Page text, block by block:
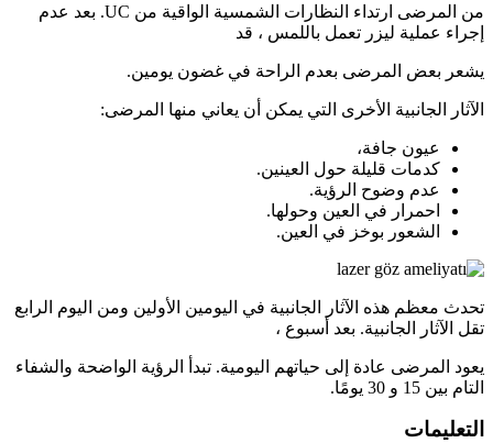
من المرضى ارتداء النظارات الشمسية الواقية من UC. بعد عدم
إجراء عملية ليزر تعمل باللمس ، قد
يشعر بعض المرضى بعدم الراحة في غضون يومين.
الآثار الجانبية الأخرى التي يمكن أن يعاني منها المرضى:
عيون جافة،
كدمات قليلة حول العينين.
عدم وضوح الرؤية.
احمرار في العين وحولها.
الشعور بوخز في العين.
تحدث معظم هذه الآثار الجانبية في اليومين الأولين ومن اليوم الرابع
تقل الآثار الجانبية. بعد أسبوع ،
يعود المرضى عادة إلى حياتهم اليومية. تبدأ الرؤية الواضحة والشفاء
التام بين 15 و 30 يومًا.
التعليمات